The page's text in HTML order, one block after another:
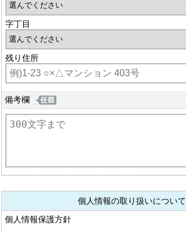
字丁目
残り住所
備考欄
個人情報の取り扱いについて
個人情報保護方針